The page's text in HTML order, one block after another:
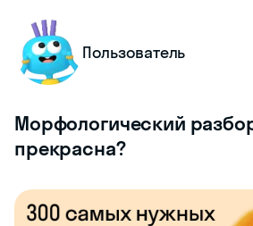
Пользователь
Морфологический
прекрасна?